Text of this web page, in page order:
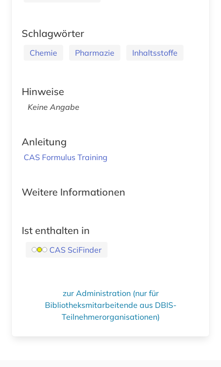
Schlagwörter
Chemie Pharmazie Inhaltsstoffe
Hinweise
Keine Angabe
Anleitung
CAS Formulus Training
Weitere Informationen
Ist enthalten in
CAS SciFinder
zur Administration (nur für
Bibliotheksmitarbeitende aus DBIS-
Teilnehmerorganisationen)